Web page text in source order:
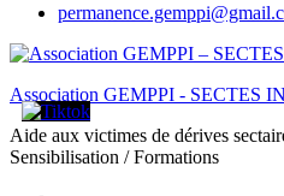
Association GEMPPI - SECTES
Aide aux victimes de dérives
Sensibilisation / Formations